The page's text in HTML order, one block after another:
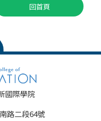
回首頁
國際學院
路二段64號